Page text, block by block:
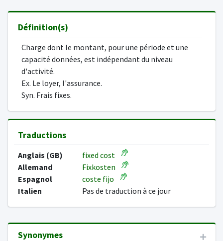
Définition(s)
Charge dont le montant, pour une période et une
capacité données, est indépendant du niveau
d'activité.
Ex. Le loyer, l'assurance.
Syn. Frais fixes.
Traductions
Anglais (GB)
fixed cost
Allemand
Fixkosten
Espagnol
coste fijo
Italien
Pas de traduction à ce jour
Synonymes